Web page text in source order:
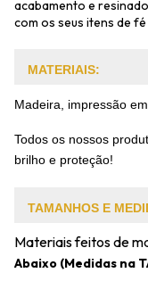
acabamento e
com os seus itens de
MATERIAIS:
Madeira, impressão
Todos os nossos
brilho e proteção!
TAMANHOS E
Materiais feitos de
Abaixo (Medidas na